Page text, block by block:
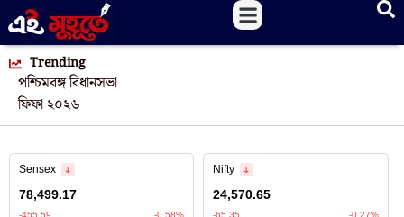
Trending
পশ্চিমবঙ্গ বিধানসভা
ফিফা ২০২৬